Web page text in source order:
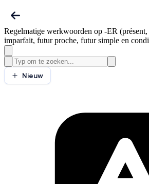
Regelmatige werkwoorden op -ER (présent,
imparfait, futur proche, futur simple en
Nieuw